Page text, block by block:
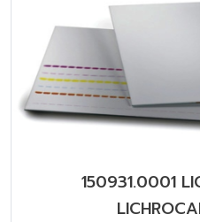
150931.0001